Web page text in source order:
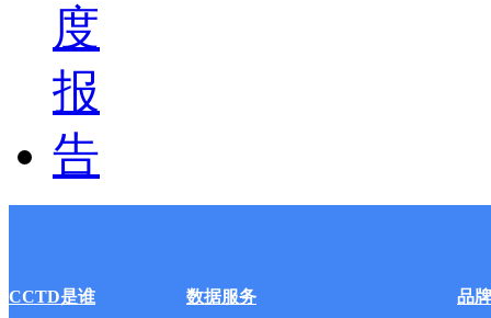
CCTD是谁 数据服务 品